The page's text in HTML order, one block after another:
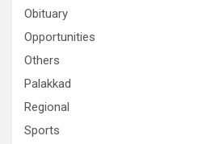
Obituary
Opportunities
Others
Palakkad
Regional
Sports